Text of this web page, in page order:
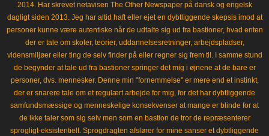
2014. Har skrevet netavisen The Other Newspaper på dansk og engelsk
dagligt siden 2013. Jeg har altid haft eller ejet en dybtliggende skepsis imod at
personer kunne være autentiske når de udtalte sig ud fra bastioner, hvad enten
der er tale om skoler, teorier, uddannelsesretninger, arbejdspladser,
vidensmiljøer eller ting de selv finder på eller regner sig frem til. I samme stund
de begynder at tale ud fra bastioner springer det mig i øjnene at de bare er
personer, dvs. mennesker. Denne min "fornemmelse" er mere end et instinkt,
der er snarere tale om et regulært arbejde for mig, for det har dybtliggende
samfundsmæssige og menneskelige konsekvenser at mange er blinde for at
de ikke taler som sig selv men som en bastion de tror de repræsenterer
sprogligt-eksistentielt. Sprogdragten afslører for mine sanser et dybtliggende